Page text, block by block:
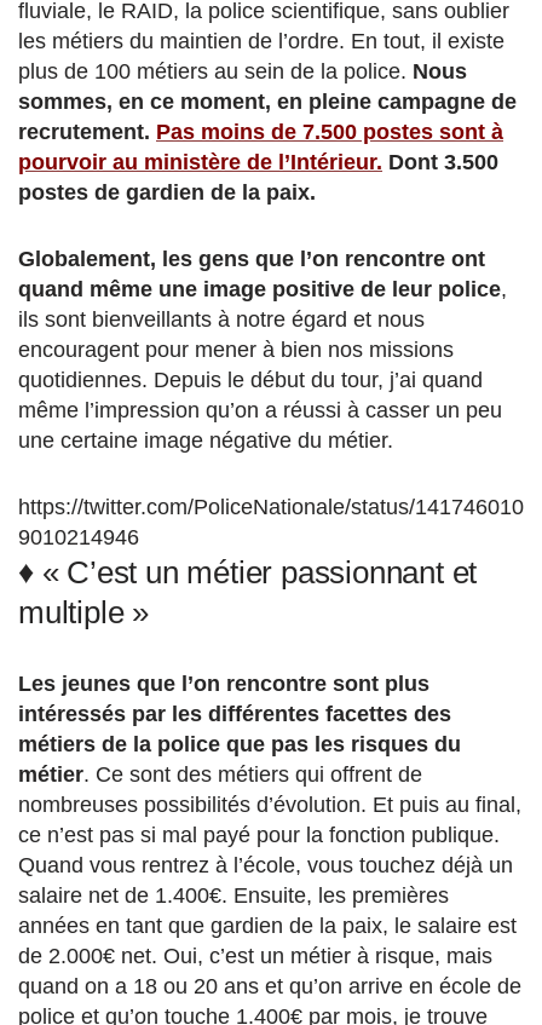
fluviale, le RAID, la police scientifique, sans oublier
les métiers du maintien de l’ordre. En tout, il existe
plus de 100 métiers au sein de la police. Nous
sommes, en ce moment, en pleine campagne de
recrutement. Pas moins de 7.500 postes sont à
pourvoir au ministère de l’Intérieur. Dont 3.500
postes de gardien de la paix.
Globalement, les gens que l’on rencontre ont
quand même une image positive de leur police,
ils sont bienveillants à notre égard et nous
encouragent pour mener à bien nos missions
quotidiennes. Depuis le début du tour, j’ai quand
même l’impression qu’on a réussi à casser un peu
une certaine image négative du métier.
https://twitter.com/PoliceNationale/status/141746010
9010214946
♦ « C’est un métier passionnant et
multiple »
Les jeunes que l’on rencontre sont plus
intéressés par les différentes facettes des
métiers de la police que pas les risques du
métier. Ce sont des métiers qui offrent de
nombreuses possibilités d’évolution. Et puis au final,
ce n’est pas si mal payé pour la fonction publique.
Quand vous rentrez à l’école, vous touchez déjà un
salaire net de 1.400€. Ensuite, les premières
années en tant que gardien de la paix, le salaire est
de 2.000€ net. Oui, c’est un métier à risque, mais
quand on a 18 ou 20 ans et qu’on arrive en école de
police et qu’on touche 1.400€ par mois, je trouve